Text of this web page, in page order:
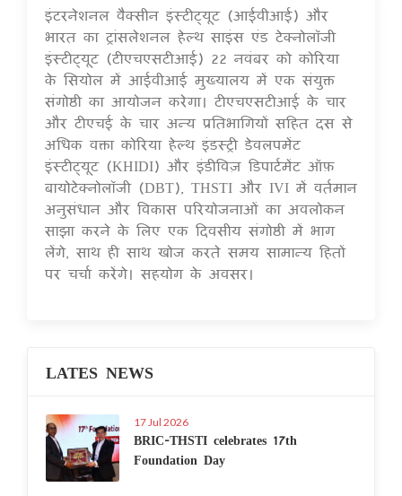
16 Jul 2020
इंटरनेशनल वैक्सीन इंस्टीट्यूट (आईवीआई) और
भारत का ट्रांसलेशनल हेल्थ साइंस एंड टेक्नोलॉजी
इंस्टीट्यूट (टीएचएसटीआई) 22 नवंबर को कोरिया
के सियोल में आईवीआई मुख्यालय में एक संयुक्त
संगोष्ठी का आयोजन करेगा। टीएचएसटीआई के चार
और टीएचई के चार अन्य प्रतिभागियों सहित दस से
अधिक वक्ता कोरिया हेल्थ इंडस्ट्री डेवलपमेंट
इंस्टीट्यूट (KHIDI) और इंडीविज़ डिपार्टमेंट ऑफ़
बायोटेक्नोलॉजी (DBT), THSTI और IVI में वर्तमान
अनुसंधान और विकास परियोजनाओं का अवलोकन
साझा करने के लिए एक दिवसीय संगोष्ठी में भाग
लेंगे, साथ ही साथ खोज करते समय सामान्य हितों
पर चर्चा करेंगे। सहयोग के अवसर।
LATES NEWS
17 Jul 2026
BRIC-THSTI celebrates 17th
Foundation Day